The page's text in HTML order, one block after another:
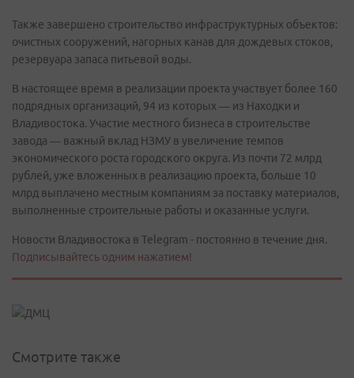
Также завершено строительство инфраструктурных объектов:
очистных сооружений, нагорных канав для дождевых стоков,
резервуара запаса питьевой воды.
В настоящее время в реализации проекта участвует более 160
подрядных организаций, 94 из которых — из Находки и
Владивостока. Участие местного бизнеса в строительстве
завода — важный вклад НЗМУ в увеличение темпов
экономического роста городского округа. Из почти 72 млрд
рублей, уже вложенных в реализацию проекта, больше 10
млрд выплачено местным компаниям за поставку материалов,
выполненные строительные работы и оказанные услуги.
Новости Владивостока в Telegram - постоянно в течение дня.
Подписывайтесь одним нажатием!
Смотрите также